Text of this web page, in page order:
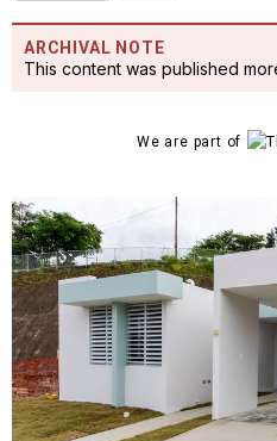
ARCHIVAL NOTE
This content was published
We are part of